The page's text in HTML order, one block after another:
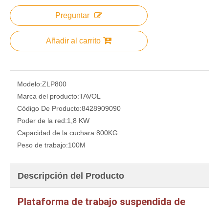
Preguntar
Añadir al carrito
Modelo:ZLP800
Marca del producto:TAVOL
Código De Producto:8428909090
Poder de la red:1,8 KW
Capacidad de la cuchara:800KG
Peso de trabajo:100M
Descripción del Producto
Plataforma de trabajo suspendida de